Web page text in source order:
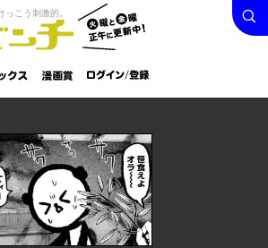
火曜と
金曜正
午に更
新中！
こう刺激的。
ク
漫画
賞
ログイン /
登録
検索